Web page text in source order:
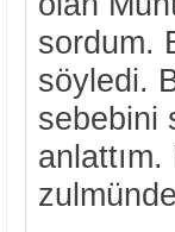
sordum.
söyledi.
sebebini